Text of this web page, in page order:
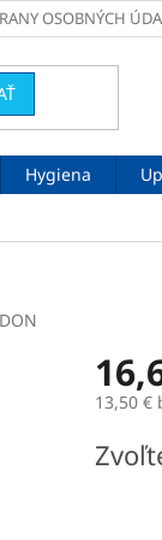
OSOBNÝCH
Hygiena
13,50 €
cena: